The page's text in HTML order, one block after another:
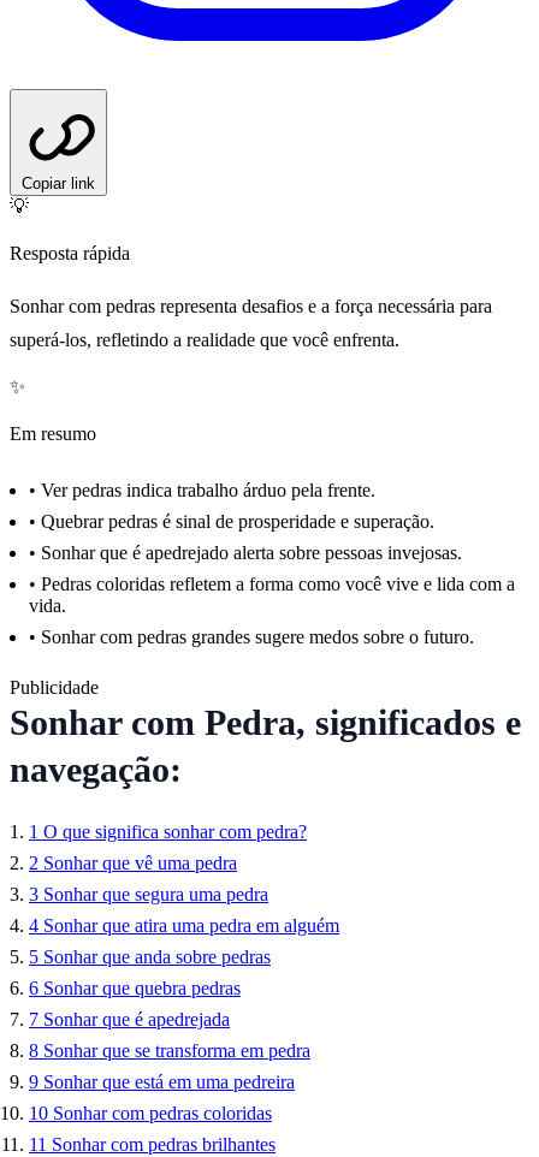
Copiar link
💡
Resposta rápida
Sonhar com pedras representa desafios e a força necessária para
superá-los, refletindo a realidade que você enfrenta.
✨
Em resumo
• Ver pedras indica trabalho árduo pela frente.
• Quebrar pedras é sinal de prosperidade e superação.
• Sonhar que é apedrejado alerta sobre pessoas invejosas.
• Pedras coloridas refletem a forma como você vive e lida com a
vida.
• Sonhar com pedras grandes sugere medos sobre o futuro.
Publicidade
Sonhar com Pedra, significados e
navegação:
1 O que significa sonhar com pedra?
2 Sonhar que vê uma pedra
3 Sonhar que segura uma pedra
4 Sonhar que atira uma pedra em alguém
5 Sonhar que anda sobre pedras
6 Sonhar que quebra pedras
7 Sonhar que é apedrejada
8 Sonhar que se transforma em pedra
9 Sonhar que está em uma pedreira
10 Sonhar com pedras coloridas
11 Sonhar com pedras brilhantes